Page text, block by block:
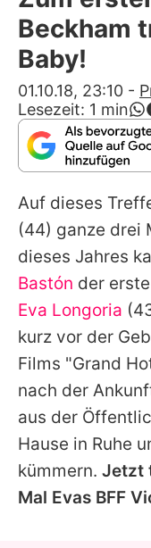
Alle
Beckham
Baby!
01.10.18, 23:10 -
Lesezeit: 1 min
Auf dieses
(44) ganze drei
dieses Jahres
Bastón der
Eva Longoria
kurz vor der
Films "Grand
nach der
aus der
Hause in Ruhe
kümmern. Jetzt
Mal Evas BFF